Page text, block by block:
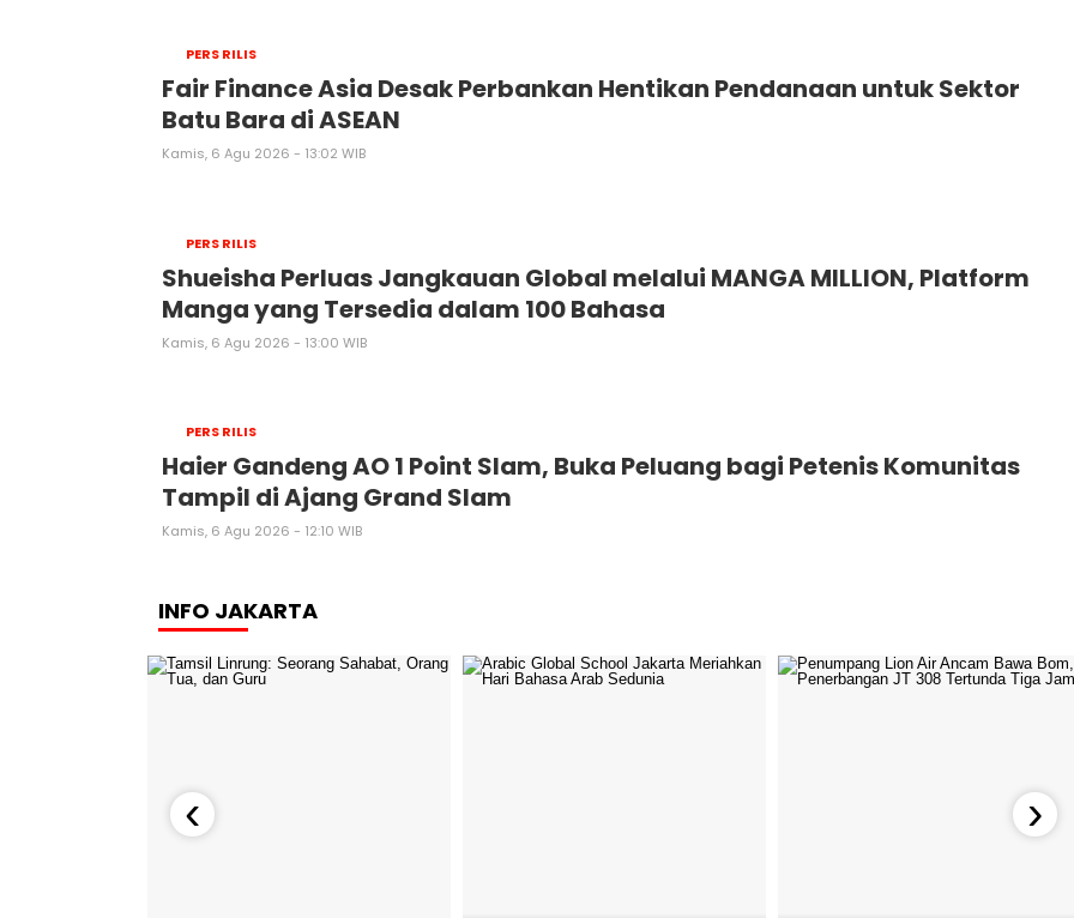
PERS RILIS
Fair Finance Asia Desak Perbankan Hentikan Pendanaan untuk Sektor
Batu Bara di ASEAN
Kamis, 6 Agu 2026 - 13:02 WIB
PERS RILIS
Shueisha Perluas Jangkauan Global melalui MANGA MILLION, Platform
Manga yang Tersedia dalam 100 Bahasa
Kamis, 6 Agu 2026 - 13:00 WIB
PERS RILIS
Haier Gandeng AO 1 Point Slam, Buka Peluang bagi Petenis Komunitas
Tampil di Ajang Grand Slam
Kamis, 6 Agu 2026 - 12:10 WIB
INFO JAKARTA
‹ ›